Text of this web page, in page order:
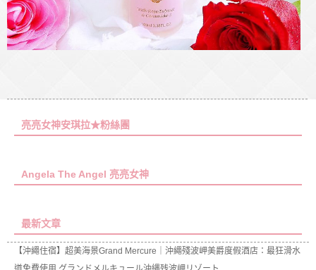
亮亮女神安琪拉★粉絲團
Angela The Angel 亮亮女神
最新文章
【沖繩住宿】超美海景Grand Mercure｜沖繩殘波岬美爵度假酒店：最狂滑水